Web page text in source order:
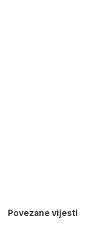
Povezane vijesti